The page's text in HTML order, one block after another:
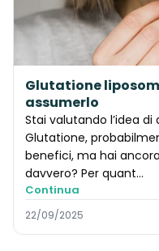
Glutatione
assumerlo
Stai valutando l’idea
Glutatione,
benefici, ma hai
davvero? Per quant…
Continua
22/09/2025